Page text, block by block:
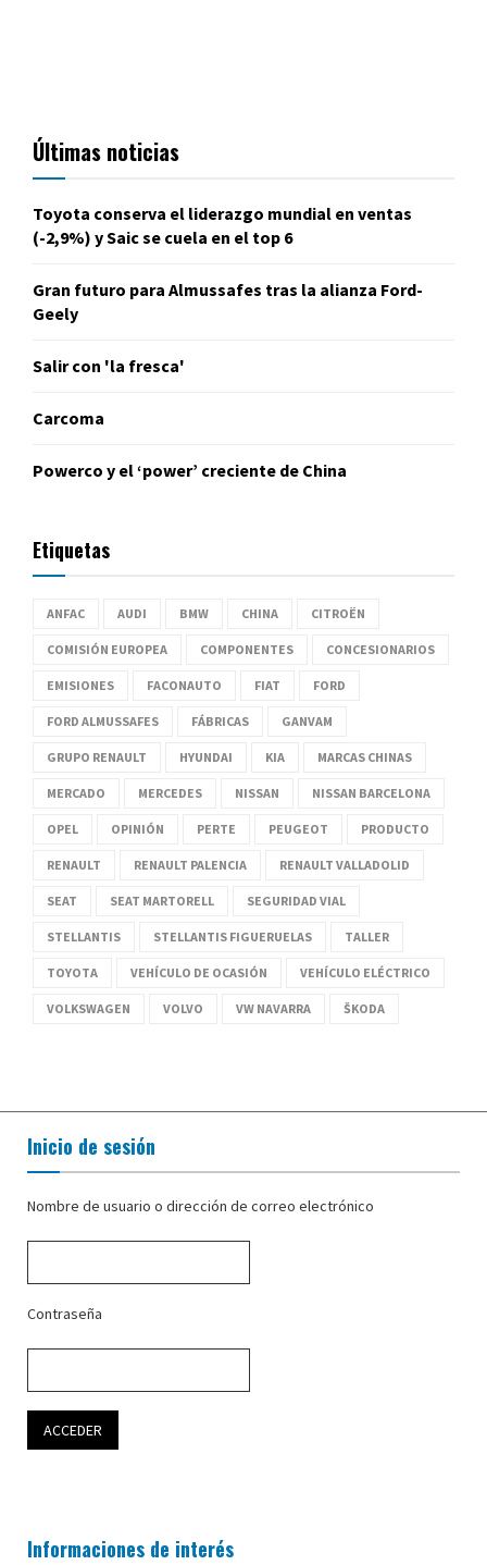
Últimas noticias
Toyota conserva el liderazgo mundial en ventas
(-2,9%) y Saic se cuela en el top 6
Gran futuro para Almussafes tras la alianza Ford-
Geely
Salir con 'la fresca'
Carcoma
Powerco y el ‘power’ creciente de China
Etiquetas
ANFAC AUDI BMW CHINA CITROËN
COMISIÓN EUROPEA COMPONENTES CONCESIONARIOS
EMISIONES FACONAUTO FIAT FORD
FORD ALMUSSAFES FÁBRICAS GANVAM
GRUPO RENAULT HYUNDAI KIA MARCAS CHINAS
MERCADO MERCEDES NISSAN NISSAN BARCELONA
OPEL OPINIÓN PERTE PEUGEOT PRODUCTO
RENAULT RENAULT PALENCIA RENAULT VALLADOLID
SEAT SEAT MARTORELL SEGURIDAD VIAL
STELLANTIS STELLANTIS FIGUERUELAS TALLER
TOYOTA VEHÍCULO DE OCASIÓN VEHÍCULO ELÉCTRICO
VOLKSWAGEN VOLVO VW NAVARRA ŠKODA
Inicio de sesión
Nombre de usuario o dirección de correo electrónico
Contraseña
Informaciones de interés